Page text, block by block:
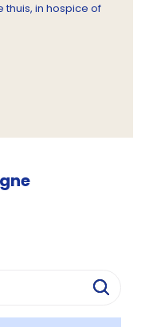
in hospice of